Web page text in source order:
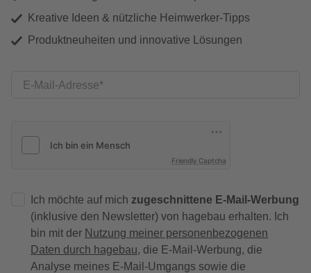
Kreative Ideen & nützliche Heimwerker-Tipps
Produktneuheiten und innovative Lösungen
E-Mail-Adresse
Friendly Captcha
Ich möchte auf mich zugeschnittene E-Mail-Werbung
(inklusive den Newsletter) von hagebau erhalten. Ich
bin mit der Nutzung meiner personenbezogenen
Daten durch hagebau, die E-Mail-Werbung, die
Analyse meines E-Mail-Umgangs sowie die